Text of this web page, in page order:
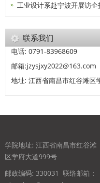
工业设计系赴宁波开展访
联系我们
电话: 0791-83968609
邮箱:jzysjxy2022@163.com
地址: 江西省南昌市红谷滩区
学院地址: 江西省南昌市红谷滩
区学府大道999号
邮政编码: 330031 联络邮箱：